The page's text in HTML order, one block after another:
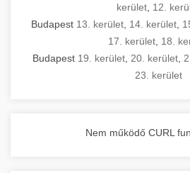
kerület 12.
Budapest 13. kerület 14. kerület
17. kerület 18.
Budapest 19. kerület 20. kerület
23. kerület
Nem működő CURL